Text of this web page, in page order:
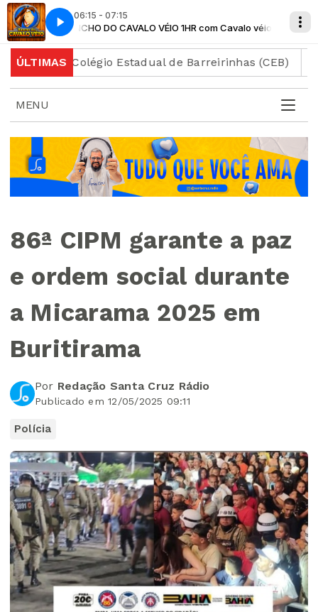
06:15 - 07:15
véioRANCHO DO CAVALO VÉIO 1HR com Cavalo véio
ÚLTIMAS
ao Colégio Estadual de Barreirinhas (CEB)
MENU
86ª CIPM garante a paz
e ordem social durante
a Micarama 2025 em
Buritirama
Por Redação Santa Cruz Rádio
Publicado em 12/05/2025 09:11
Polícia